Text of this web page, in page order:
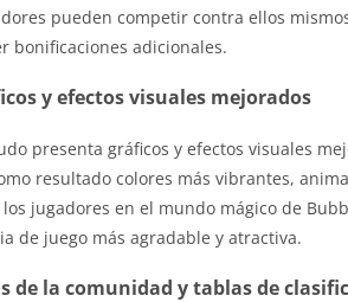
pueden competir contra ellos
bonificaciones adicionales.
y efectos visuales mejorados
presenta gráficos y efectos visuales
resultado colores más vibrantes,
jugadores en el mundo mágico de
de juego más agradable y atractiva.
de la comunidad y tablas de